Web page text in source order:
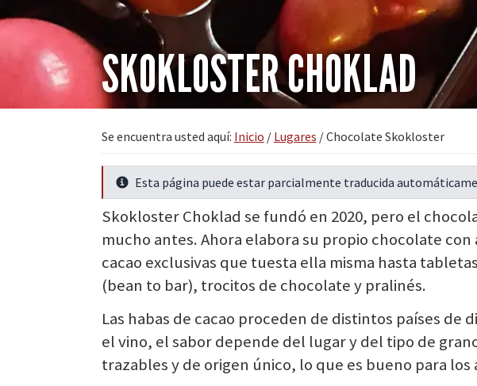
SKOKLOSTER CHOKLAD
Se encuentra usted aquí: Inicio / Lugares /Chocolate Skokloster
Seguir leyendo
Esta página puede estar parcialmente traducida
Skokloster Choklad se fundó en 2020, pero el
mucho antes. Ahora elabora su propio chocolate
cacao exclusivas que tuesta ella misma hasta
(bean to bar), trocitos de chocolate y pralinés.
Las habas de cacao proceden de distintos países
el vino, el sabor depende del lugar y del tipo de
trazables y de origen único, lo que es bueno para